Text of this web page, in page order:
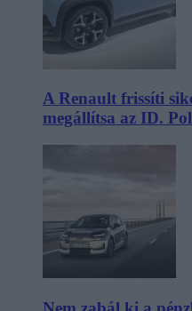
A Renault frissíti
megállítsa az ID.